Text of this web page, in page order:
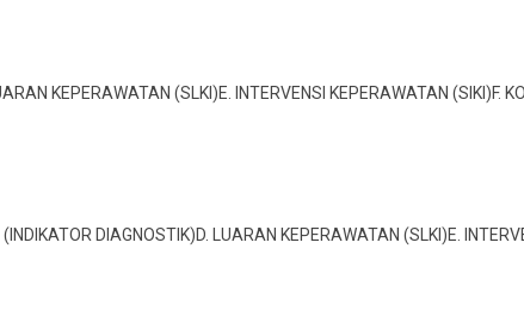
KEPERAWATAN (SLKI)E. INTERVENSI KEPERAWATAN
DIAGNOSTIK)D. LUARAN KEPERAWATAN (SLKI)E.